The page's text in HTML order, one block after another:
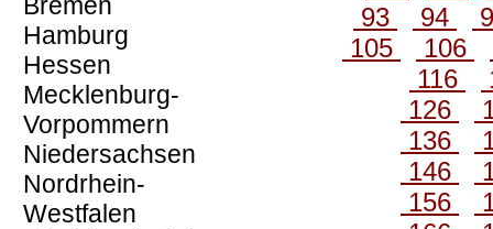
Hamburg
Hessen
Mecklenburg-
Vorpommern
Niedersachsen
Nordrhein-
Westfalen
93
94
105
106
116
126
136
146
156